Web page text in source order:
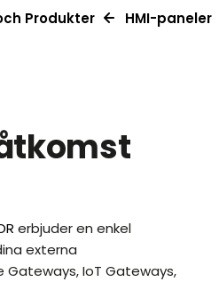
Produkter
HMI-paneler
erbjuder en enkel
externa
Gateways, IoT Gateways,